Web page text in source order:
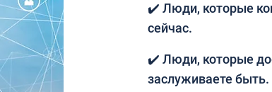
✔️ Люди, которые
сейчас.
✔️ Люди, которые
заслуживаете быть.